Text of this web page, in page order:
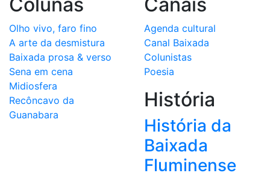
Olho vivo, faro fino
A arte da desmistura
Baixada prosa & verso
Sena em cena
Midiosfera
Recôncavo da
Guanabara
Agenda cultural
Canal Baixada
Colunistas
Poesia
História
História da
Baixada
Fluminense